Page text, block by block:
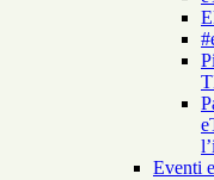
Eventi